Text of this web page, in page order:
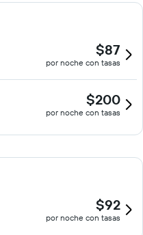
$87
por noche con tasas
$200
por noche con tasas
$92
por noche con tasas